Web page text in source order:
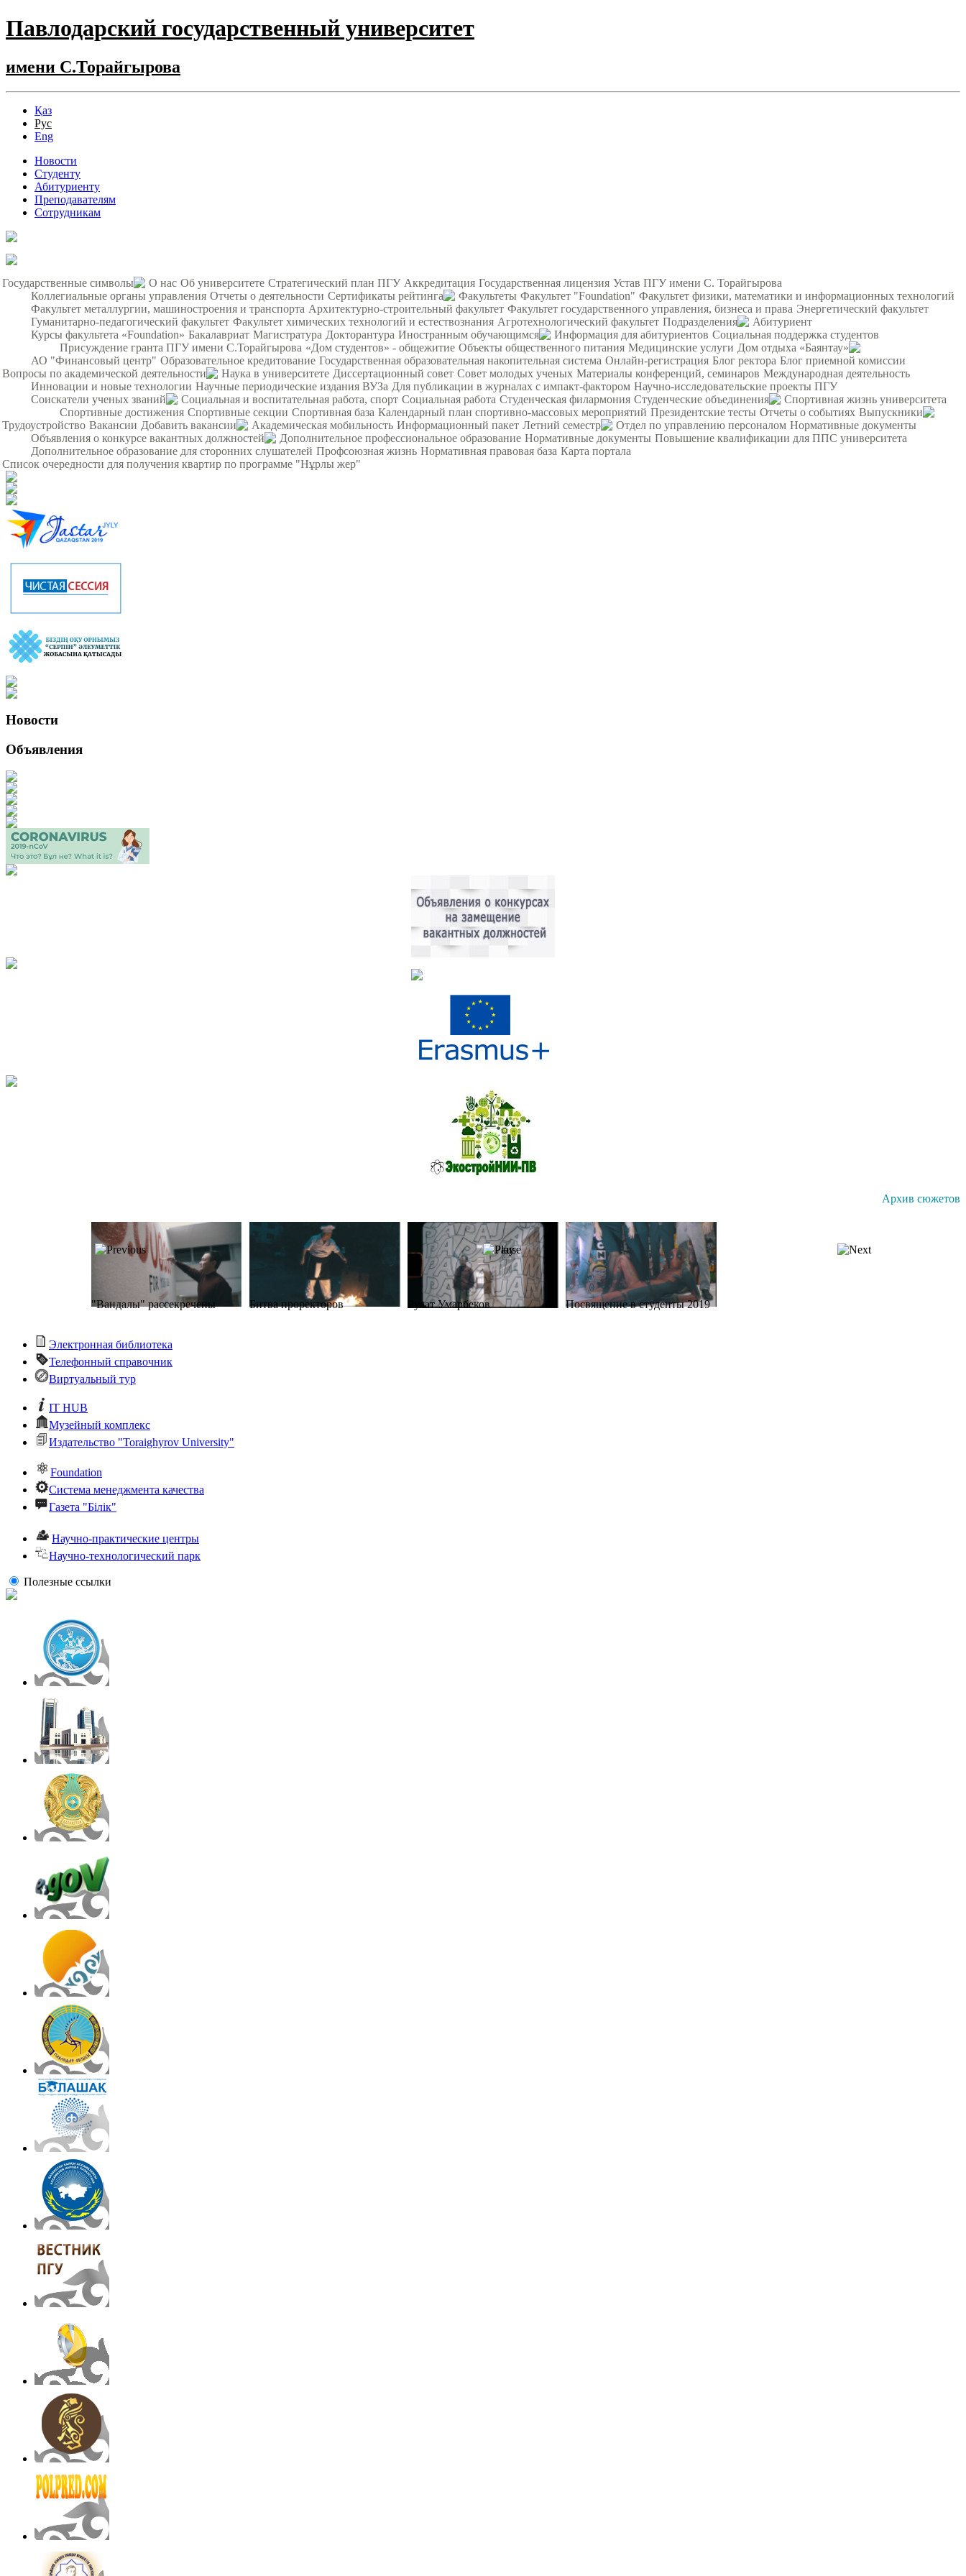
Павлодарский государственный университет
имени С.Торайгырова
Қаз
Рус
Eng
Новости
Студенту
Абитуриенту
Преподавателям
Сотрудникам
Государственные символы О нас Об университете Стратегический план ПГУ Аккредитация Государственная лицензия Устав ПГУ имени С. Торайгырова
Коллегиальные органы управления Отчеты о деятельности Сертификаты рейтинга Факультеты Факультет "Foundation" Факультет физики, математики и информационных технологий
Факультет металлургии, машиностроения и транспорта Архитектурно-строительный факультет Факультет государственного управления, бизнеса и права Энергетический факультет
Гуманитарно-педагогический факультет Факультет химических технологий и естествознания Агротехнологический факультет Подразделения
Абитуриент
Курсы факультета «Foundation» Бакалавриат Магистратура Докторантура Иностранным обучающимся Информация для абитуриентов Социальная поддержка студентов
Присуждение гранта ПГУ имени С.Торайгырова «Дом студентов» - общежитие Объекты общественного питания Медицинские услуги Дом отдыха «Баянтау»
АО "Финансовый центр" Образовательное кредитование Государственная образовательная накопительная система Онлайн-регистрация Блог ректора Блог приемной комиссии
Вопросы по академической деятельности
Наука в университете Диссертационный совет Совет молодых ученых Материалы конференций, семинаров Международная деятельность
Инновации и новые технологии Научные периодические издания ВУЗа Для публикации в журналах с импакт-фактором Научно-исследовательские проекты ПГУ
Соискатели ученых званий
Социальная и воспитательная работа, спорт Социальная работа Студенческая филармония Студенческие объединения
Спортивная жизнь университета
Спортивные достижения Спортивные секции Спортивная база Календарный план спортивно-массовых мероприятий Президентские тесты Отчеты о событиях Выпускники
Трудоустройство Вакансии Добавить вакансии Академическая мобильность Информационный пакет Летний семестр Отдел по управлению персоналом Нормативные документы
Объявления о конкурсе вакантных должностей
Дополнительное профессиональное образование Нормативные документы Повышение квалификации для ППС университета
Дополнительное образование для сторонних слушателей Профсоюзная жизнь Нормативная правовая база Карта портала
Список очередности для получения квартир по программе "Нұрлы жер"
Новости
Объявления
Архив сюжетов
"Вандалы" рассекречены Битва проректоров Рулат Умарбеков Посвящение в студенты 2019
Флешмоб Каратэ
весне
Электронная библиотека
Телефонный справочник
Виртуальный тур
IT HUB
Музейный комплекс
Издательство "Toraighyrov University"
Foundation
Система менеджмента качества
Газета "Білік"
Научно-практические центры
Научно-технологический парк
Полезные ссылки